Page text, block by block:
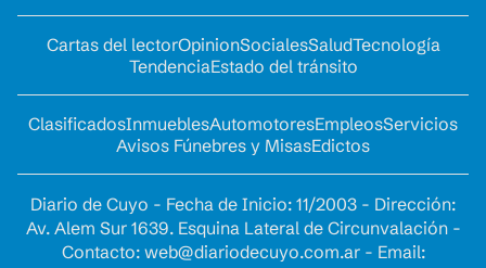
Cartas del lectorOpinionSocialesSaludTecnología
TendenciaEstado del tránsito
ClasificadosInmueblesAutomotoresEmpleosServicios
Avisos Fúnebres y MisasEdictos
Diario de Cuyo - Fecha de Inicio: 11/2003 - Dirección:
Av. Alem Sur 1639. Esquina Lateral de Circunvalación -
Contacto: web@diariodecuyo.com.ar- Email: